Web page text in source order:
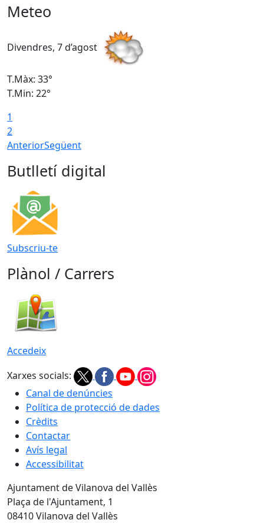
Meteo
Divendres, 7 d’agost
T.Màx: 33°
T.Min: 22°
1
2
AnteriorSegüent
Butlletí digital
Subscriu-te
Plànol / Carrers
Accedeix
Xarxes socials:
Canal de denúncies
Política de protecció de dades
Crèdits
Contactar
Avís legal
Accessibilitat
Ajuntament de Vilanova del Vallès
Plaça de l'Ajuntament, 1
08410 Vilanova del Vallès